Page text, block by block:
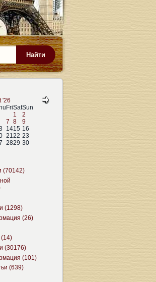
Найти
'26
FriSatSun
1
2
7 8
9
1415 16
2122 23
2829 30
(70142)
(1298)
(26)
(14)
(30176)
(101)
(639)